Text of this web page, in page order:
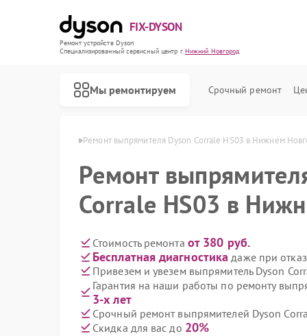
FIX-DYSON
Ремонт устройств Dyson
Специализированный cервисный центр г.Нижний Новгород
Мы ремонтируем Срочный ремонт
Нижнем Новгороде Ремонт выпрямителя Dyson Corrale HS03 в Нижнем
Ремонт
Corrale HS03 в
Стоимость ремонта от 380 руб.
Бесплатная диагностика даже при
Привезем и увезем выпрямитель Dyson
Гарантия на наши работы по ремонту
3-х лет
Срочный ремонт выпрямителей Dyson
Скидка для вас до 20%